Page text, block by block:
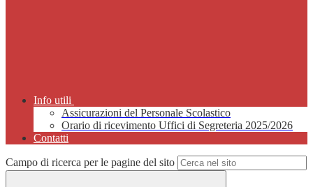
Info utili
Assicurazioni del Personale Scolastico
Orario di ricevimento Uffici di Segreteria 2025/2026
Contatti
Campo di ricerca per le pagine del sito